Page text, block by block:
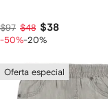
$97 $48 $38
-50%-20%
Oferta especial